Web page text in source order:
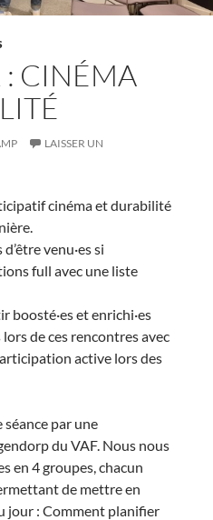
: CINÉMA
LAISSER UN
cinéma et durabilité
venu·es si
full avec une liste
boosté·es et enrichi·es
de ces rencontres avec
active lors des
par une
du VAF. Nous nous
en 4 groupes, chacun
de mettre en
jour : Comment planifier